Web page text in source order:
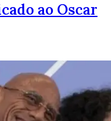
ao Oscar